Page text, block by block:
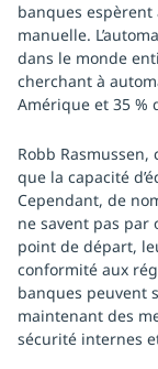
banques
manuelle.
dans le monde
cherchant à
Amérique et 35 %
Robb
que la capacité
Cependant, de
ne savent pas par
point de départ,
conformité aux
banques peuvent
maintenant des
sécurité internes